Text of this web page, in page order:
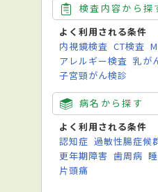
検査内容から探
よく利用される条件
内視鏡検査 CT検査
アレルギー検査 乳が
子宮頸がん検診
病名から探す
よく利用される条件
認知症 過敏性腸症候
更年期障害 歯周病
片頭痛